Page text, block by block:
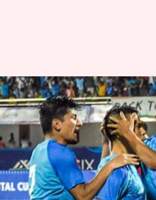
భారత్ చేతిలో
పాకిస్థాన్.. సునీల్
వ్రాసిన వారు Jayachandra Akuri Jun
ఈ వార్తాకథనం ఏంటి